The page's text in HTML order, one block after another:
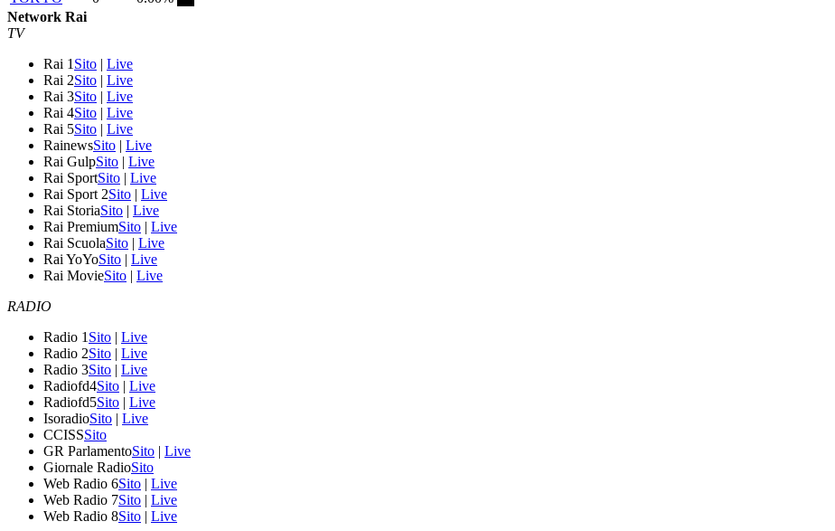
Network Rai
TV
Rai 1 Sito | Live
Rai 2Sito | Live
Rai 3Sito | Live
Rai 4Sito | Live
Rai 5Sito | Live
RainewsSito | Live
Rai GulpSito | Live
Rai SportSito | Live
Rai Sport 2Sito | Live
Rai StoriaSito | Live
Rai PremiumSito | Live
Rai ScuolaSito | Live
Rai YoYoSito | Live
Rai MovieSito | Live
RADIO
Radio 1 Sito | Live
Radio 2Sito | Live
Radio 3Sito | Live
Radiofd4Sito | Live
Radiofd5Sito | Live
IsoradioSito | Live
CCISSSito
GR ParlamentoSito | Live
Giornale RadioSito
Web Radio 6Sito | Live
Web Radio 7Sito | Live
Web Radio 8Sito | Live